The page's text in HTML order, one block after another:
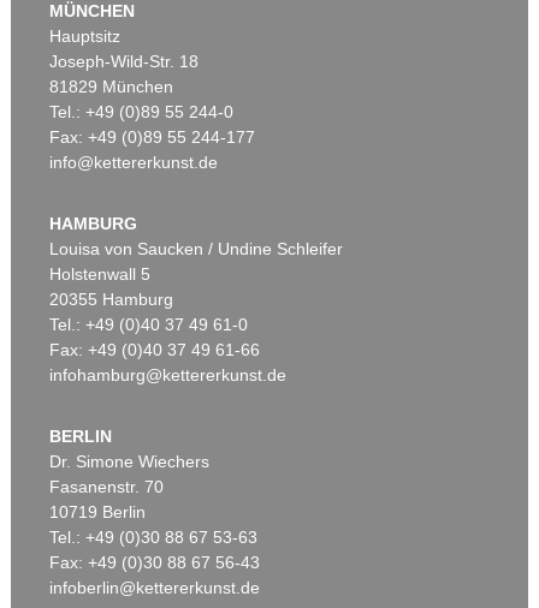
Auktion 529 - Lot 174
Ergebnis:€ 81.250
MÜNCHEN
Hauptsitz
Joseph-Wild-Str. 18
81829 München
Tel.: +49 (0)89 55 244-0
Fax: +49 (0)89 55 244-177
info@kettererkunst.de
HAMBURG
Louisa von Saucken / Undine Schleifer
Holstenwall 5
20355 Hamburg
Tel.: +49 (0)40 37 49 61-0
Fax: +49 (0)40 37 49 61-66
infohamburg@kettererkunst.de
BERLIN
Dr. Simone Wiechers
Fasanenstr. 70
10719 Berlin
Tel.: +49 (0)30 88 67 53-63
Fax: +49 (0)30 88 67 56-43
infoberlin@kettererkunst.de